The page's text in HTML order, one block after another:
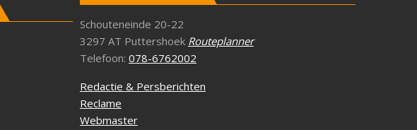
Schouteneinde 20-22
3297 AT Puttershoek Routeplanner
Telefoon: 078-6762002
Redactie & Persberichten
Reclame
Webmaster